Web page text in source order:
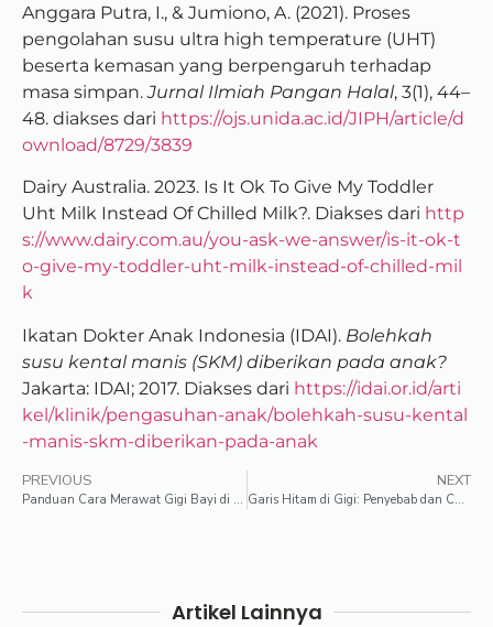
Anggara Putra, I., & Jumiono, A. (2021). Proses
pengolahan susu ultra high temperature (UHT)
beserta kemasan yang berpengaruh terhadap
masa simpan.Jurnal Ilmiah Pangan Halal, 3(1), 44–
48. diakses dari https://ojs.unida.ac.id/JIPH/article/d
ownload/8729/3839
Dairy Australia. 2023. Is It Ok To Give My Toddler
Uht Milk Instead Of Chilled Milk?. Diakses dari http
s://www.dairy.com.au/you-ask-we-answer/is-it-ok-t
o-give-my-toddler-uht-milk-instead-of-chilled-mil
k
Ikatan Dokter Anak Indonesia (IDAI). Bolehkah
susu kental manis (SKM) diberikan pada anak?
Jakarta: IDAI; 2017. Diakses dari https://idai.or.id/arti
kel/klinik/pengasuhan-anak/bolehkah-susu-kental
-manis-skm-diberikan-pada-anak
PREVIOUS
Panduan Cara Merawat Gigi Bayi di Setiap Jenjang Usia
NEXT
Garis Hitam di Gigi: Penyebab dan Cara Menghilangkannya
Artikel Lainnya